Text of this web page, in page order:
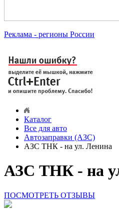
Реклама - регионы России
Каталог
Все для авто
Автозаправки (АЗС)
АЗС ТНК - на ул. Ленина
АЗС ТНК - на
ПОСМОТРЕТЬ ОТЗЫВЫ